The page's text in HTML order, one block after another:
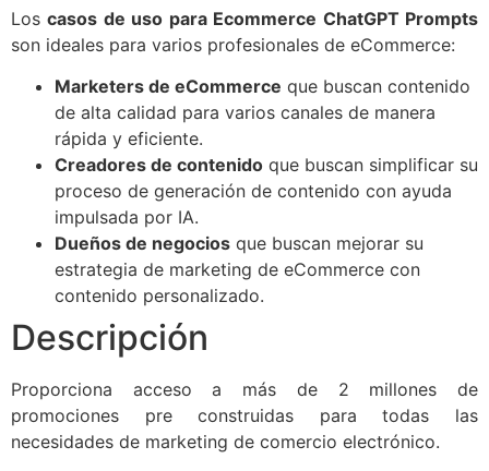
Loscasos de uso para Ecommerce ChatGPT Prompts
son ideales para varios profesionales de eCommerce:
Marketers de eCommerce que buscan contenido
de alta calidad para varios canales de manera
rápida y eficiente.
Creadores de contenido que buscan simplificar su
proceso de generación de contenido con ayuda
impulsada por IA.
Dueños de negocios que buscan mejorar su
estrategia de marketing de eCommerce con
contenido personalizado.
Descripción
Proporciona acceso a más de 2 millones de
promociones pre construidas para todas las
necesidades de marketing de comercio electrónico.